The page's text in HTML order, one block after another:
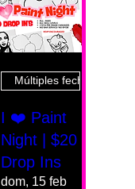
Múltiples fechas
I ❤️ Paint
Night | $20
Drop Ins
dom, 15 feb